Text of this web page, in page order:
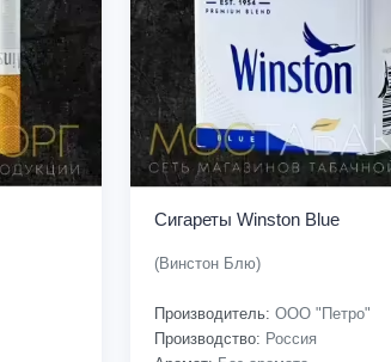
Сигареты Winston Blue
(Винстон Блю)
Производитель: ООО "Петро"
Производство: Россия